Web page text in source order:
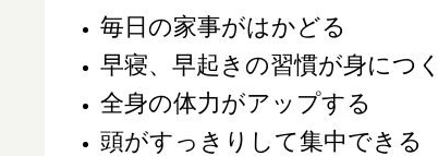
毎日の家事がはかどる
早寝、早起きの習慣が身につく
全身の体力がアップする
頭がすっきりして集中できる